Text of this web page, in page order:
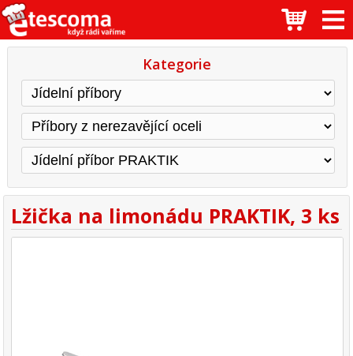
Kategorie
Lžička na limonádu PRAKTIK, 3 ks